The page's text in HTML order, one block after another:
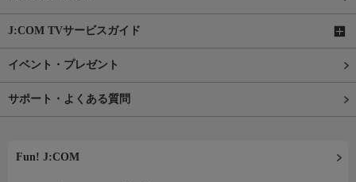
J:COM TVサービスガイド
イベント・プレゼント
サポート・よくある質問
Fun! J:COM